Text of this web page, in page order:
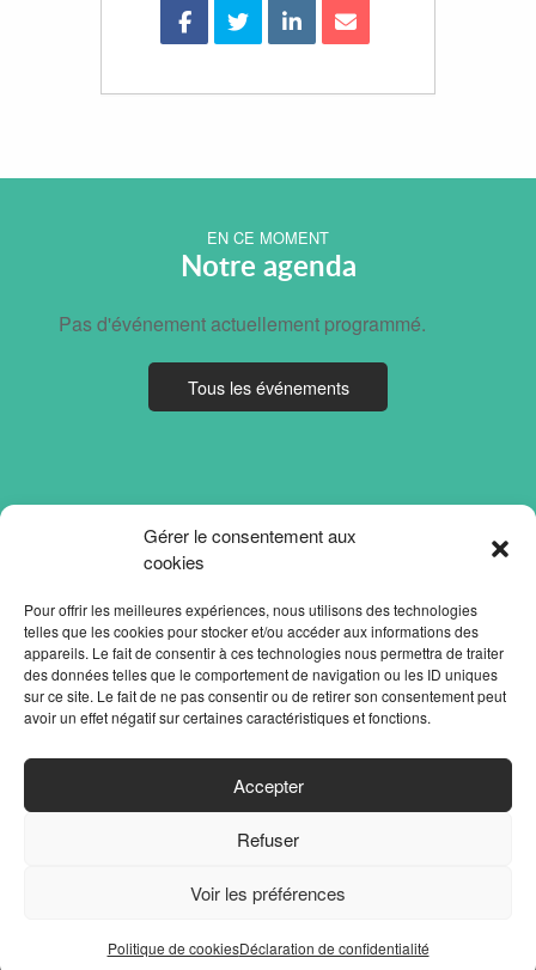
Gérer le consentement aux
cookies
Pour offrir les meilleures expériences, nous utilisons des technologies
telles que les cookies pour stocker et/ou accéder aux informations des
appareils. Le fait de consentir à ces technologies nous permettra de traiter
des données telles que le comportement de navigation ou les ID uniques
sur ce site. Le fait de ne pas consentir ou de retirer son consentement peut
avoir un effet négatif sur certaines caractéristiques et fonctions.
Accepter
Refuser
Voir les préférences
Politique de cookiesDéclaration de confidentialité
EN CE MOMENT
Notre agenda
Pas d'événement actuellement programmé.
Tous les événements
ACCUEIL
MENTIONS LÉGALES